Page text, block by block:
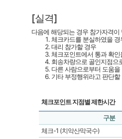
[실격]
다음에 해당되는 경우 참가자격
체크카드를 분실하였을 경
대리 참가할 경우
체크포인트에서 통과 확
회송차량으로 골인지점으
다른 사람으로부터 도움을
기타 부정행위라고 판단할
체크포인트 지점별 제한시간
구분
체크-1 (치악산막국수)